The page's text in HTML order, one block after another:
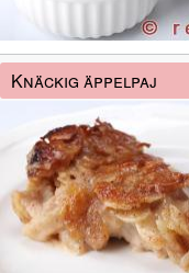
Knäckig äppelpaj